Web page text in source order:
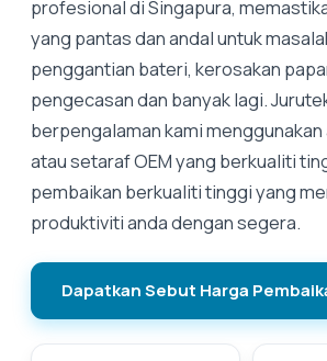
profesional di Singapura,
yang pantas dan andal untuk
penggantian bateri, kerosakan
pengecasan dan banyak lagi.
berpengalaman kami
atau setaraf OEM yang berkualiti
pembaikan berkualiti tinggi yang
produktiviti anda dengan segera.
Dapatkan Sebut Harga